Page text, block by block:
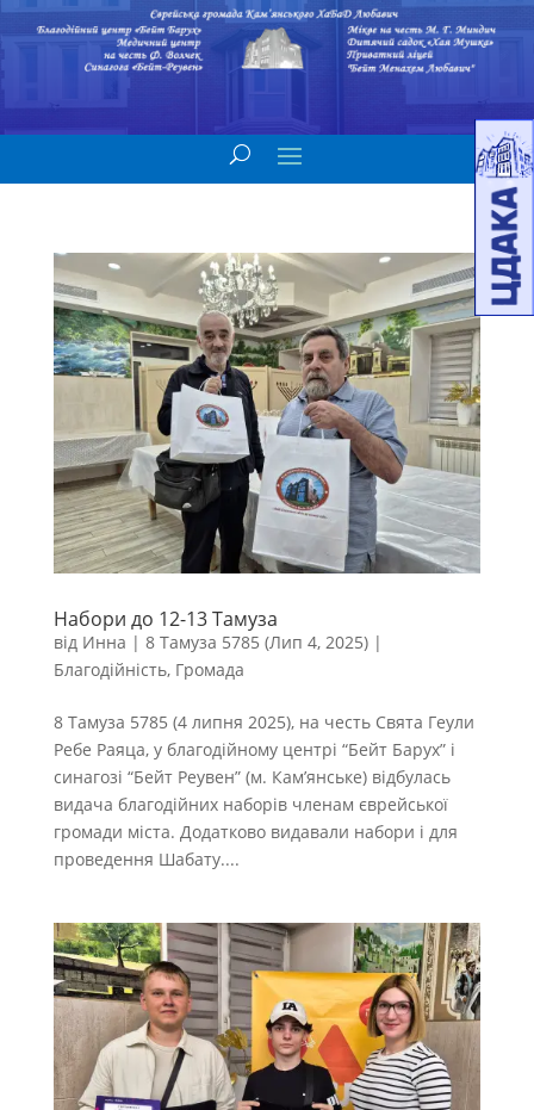
Набори до 12-13 Тамуза
від Инна | 8 Тамуза 5785 (Лип 4, 2025)|
Благодійність, Громада
8 Тамуза 5785 (4 липня 2025), на честь Свята Геули
Ребе Раяца, у благодійному центрі “Бейт Барух” і
синагозі “Бейт Реувен” (м. Кам’янське) відбулась
видача благодійних наборів членам єврейської
громади міста. Додатково видавали набори і для
проведення Шабату....